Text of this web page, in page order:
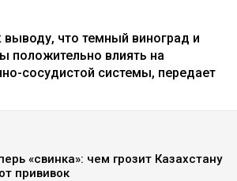
что темный виноград и
положительно влиять на
сосудистой системы, передает
«свинка»: чем грозит Казахстану
прививок